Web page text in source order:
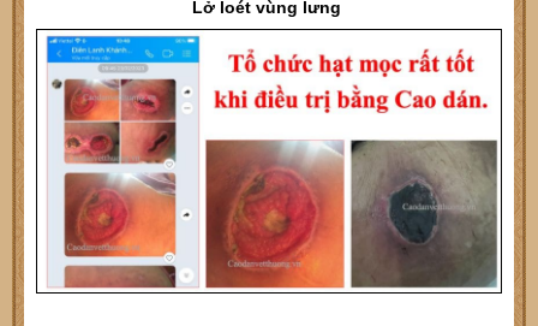
Lở loét vùng lưng